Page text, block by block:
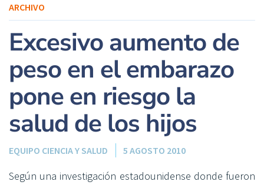
ARCHIVO
Excesivo aumento de
peso en el embarazo
pone en riesgo la
salud de los hijos
EQUIPO CIENCIA Y SALUD 5 AGOSTO 2010
Según una investigación estadounidense donde fueron